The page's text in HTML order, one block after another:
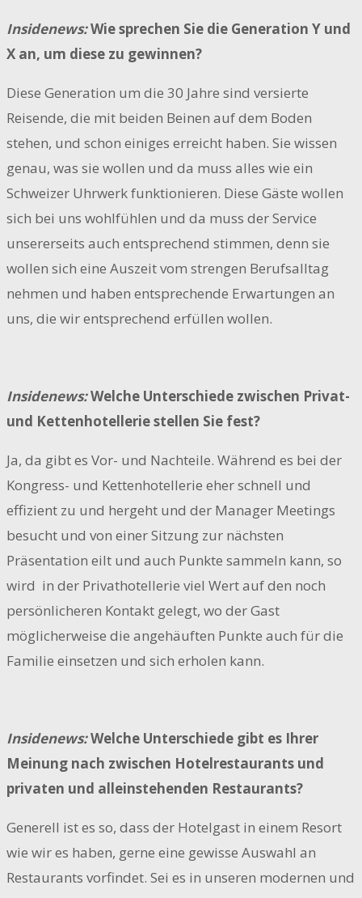
Insidenews:Wie sprechen Sie die Generation Y und
X an, um diese zu gewinnen?
Diese Generation um die 30 Jahre sind versierte
Reisende, die mit beiden Beinen auf dem Boden
stehen, und schon einiges erreicht haben. Sie wissen
genau, was sie wollen und da muss alles wie ein
Schweizer Uhrwerk funktionieren. Diese Gäste wollen
sich bei uns wohlfühlen und da muss der Service
unsererseits auch entsprechend stimmen, denn sie
wollen sich eine Auszeit vom strengen Berufsalltag
nehmen und haben entsprechende Erwartungen an
uns, die wir entsprechend erfüllen wollen.
Insidenews:Welche Unterschiede zwischen Privat-
und Kettenhotellerie stellen Sie fest?
Ja, da gibt es Vor- und Nachteile. Während es bei der
Kongress- und Kettenhotellerie eher schnell und
effizient zu und hergeht und der Manager Meetings
besucht und von einer Sitzung zur nächsten
Präsentation eilt und auch Punkte sammeln kann, so
wird in der Privathotellerie viel Wert auf den noch
persönlicheren Kontakt gelegt, wo der Gast
möglicherweise die angehäuften Punkte auch für die
Familie einsetzen und sich erholen kann.
Insidenews:Welche Unterschiede gibt es Ihrer
Meinung nach zwischen Hotelrestaurants und
privaten und alleinstehenden Restaurants?
Generell ist es so, dass der Hotelgast in einem Resort
wie wir es haben, gerne eine gewisse Auswahl an
Restaurants vorfindet. Sei es in unseren modernen und